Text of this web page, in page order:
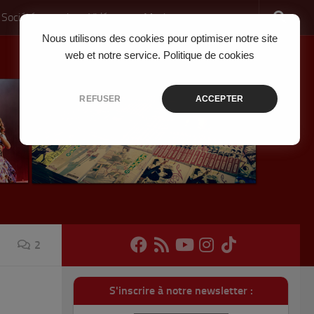
Nous utilisons des cookies pour optimiser notre site
web et notre service. Politique de cookies
REFUSER ACCEPTER
Jeux Vidéo Musique
2
S'inscrire à notre newsletter :